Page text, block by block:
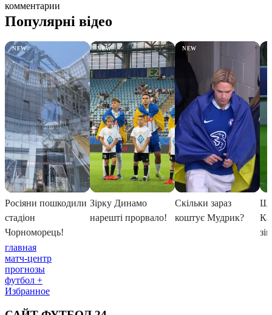
комментарии
главная
матч-центр
прогнозы
футбол +
Избранное